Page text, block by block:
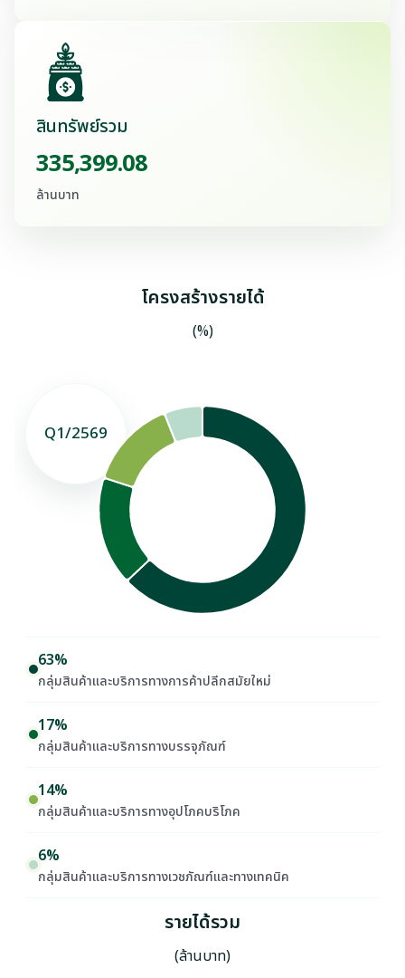
สินทรัพย์รวม
335,399.08
ล้านบาท
โครงสร้างรายได้
(%)
Q1/2569
63%
กลุ่มสินค้าและบริการทางการค้าปลีกสมัยใหม่
17%
กลุ่มสินค้าและบริการทางบรรจุภัณฑ์
14%
กลุ่มสินค้าและบริการทางอุปโภคบริโภค
6%
กลุ่มสินค้าและบริการทางเวชภัณฑ์และทางเทคนิค
รายได้รวม
(ล้านบาท)